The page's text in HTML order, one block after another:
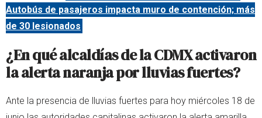
Autobús de pasajeros impacta muro de contención; más
de 30 lesionados
¿En qué alcaldías de la CDMX activaron
la alerta naranja por lluvias fuertes?
Ante la presencia de lluvias fuertes para hoy miércoles 18 de